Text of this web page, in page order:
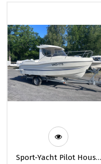
Sport-Yacht Pilot House